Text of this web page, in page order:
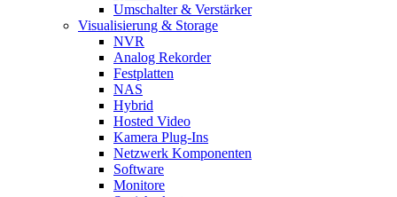
Umschalter & Verstärker
Visualisierung & Storage
NVR
Analog Rekorder
Festplatten
NAS
Hybrid
Hosted Video
Kamera Plug-Ins
Netzwerk Komponenten
Software
Monitore